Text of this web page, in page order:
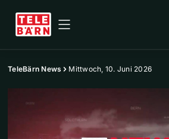
TeleBärn News Mittwoch, 10. Juni 2026